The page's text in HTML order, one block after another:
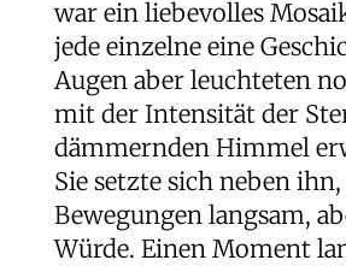
war ein liebevolles
jede einzelne eine
Augen aber leuchteten
mit der Intensität der
dämmernden Himmel
Sie setzte sich neben
Bewegungen langsam,
Würde. Einen Moment